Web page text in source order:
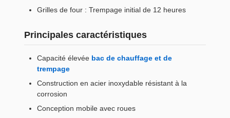
Grilles de four : Trempage initial de 12 heures
Principales caractéristiques
Capacité élevée bac de chauffage et de
trempage
Construction en acier inoxydable résistant à la
corrosion
Conception mobile avec roues